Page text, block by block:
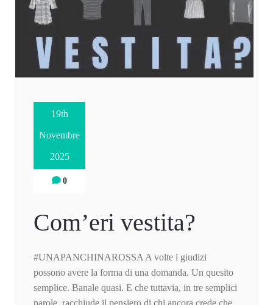
19th
Novembre
2025
0
Com’eri vestita?
#UNAPANCHINAROSSA A volte i giudizi
possono avere la forma di una domanda. Un quesito
semplice. Banale quasi. E che tuttavia, in tre semplici
parole, racchiude il pensiero di chi ancora crede che